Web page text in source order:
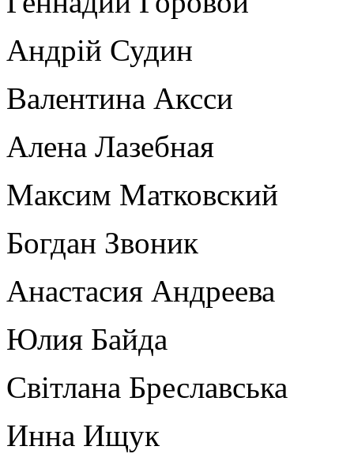
Андрій Судин
Валентина Аксси
Алена Лазебная
Максим Матковский
Богдан Звоник
Анастасия Андреева
Юлия Байда
Світлана Бреславська
Инна Ищук